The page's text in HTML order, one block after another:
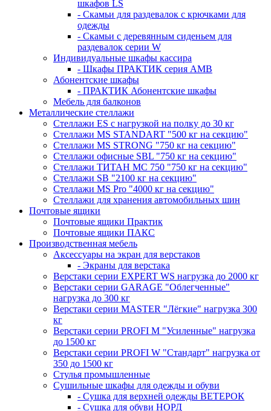
шкафов LS
- Скамьи для раздевалок с крючками для
одежды
- Скамьи с деревянным сиденьем для
раздевалок серии W
Индивидуальные шкафы кассира
- Шкафы ПРАКТИК серия AMB
Абонентские шкафы
- ПРАКТИК Абонентские шкафы
Мебель для балконов
Металлические стеллажи
Стеллажи ES с нагрузкой на полку до 30 кг
Стеллажи MS STANDART "500 кг на секцию"
Стеллажи MS STRONG "750 кг на секцию"
Стеллажи офисные SBL "750 кг на секцию"
Стеллажи ТИТАН МС 750 "750 кг на секцию"
Стеллажи SB "2100 кг на секцию"
Стеллажи MS Pro "4000 кг на секцию"
Стеллажи для хранения автомобильных шин
Почтовые ящики
Почтовые ящики Практик
Почтовые ящики ПАКС
Производственная мебель
Аксессуары на экран для верстаков
- Экраны для верстака
Верстаки серии EXPERT WS нагрузка до 2000 кг
Верстаки серии GARAGE "Облегченные"
нагрузка до 300 кг
Верстаки серии MASTER "Лёгкие" нагрузка 300
кг
Верстаки серии PROFI M "Усиленные" нагрузка
до 1500 кг
Верстаки серии PROFI W "Стандарт" нагрузка от
350 до 1500 кг
Стулья промышленные
Сушильные шкафы для одежды и обуви
- Сушка для верхней одежды ВЕТЕРОК
- Сушка для обуви НОРД